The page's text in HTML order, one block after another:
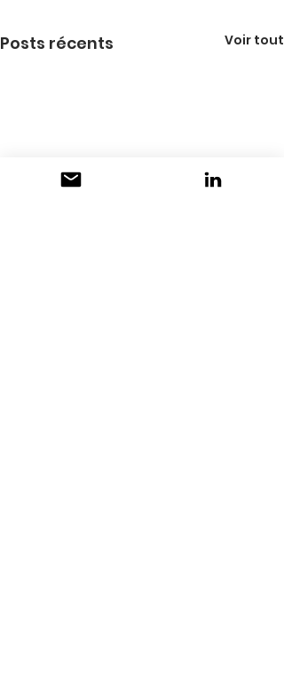
Posts récents Voir tout